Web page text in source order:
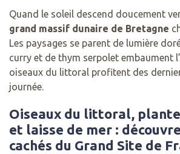
Quand le soleil descend doucement
grand massif dunaire de Bretagne
Les paysages se parent de lumière
curry et de thym serpolet embaument
oiseaux du littoral profitent des
journée.
Oiseaux du littoral,
et laisse de mer :
cachés du Grand Site de